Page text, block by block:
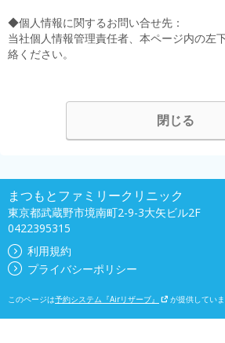
◆個人情報に関するお問い合せ先：
当社個人情報管理責任者、本ページ内の左
絡ください。
閉じる
まつもとファミリークリニック
東京都武蔵野市境南町2-9-3大矢ビル2F
0422395315
利用規約
プライバシーポリシー
このページは予約システム『Airリザーブ』 が提供してい